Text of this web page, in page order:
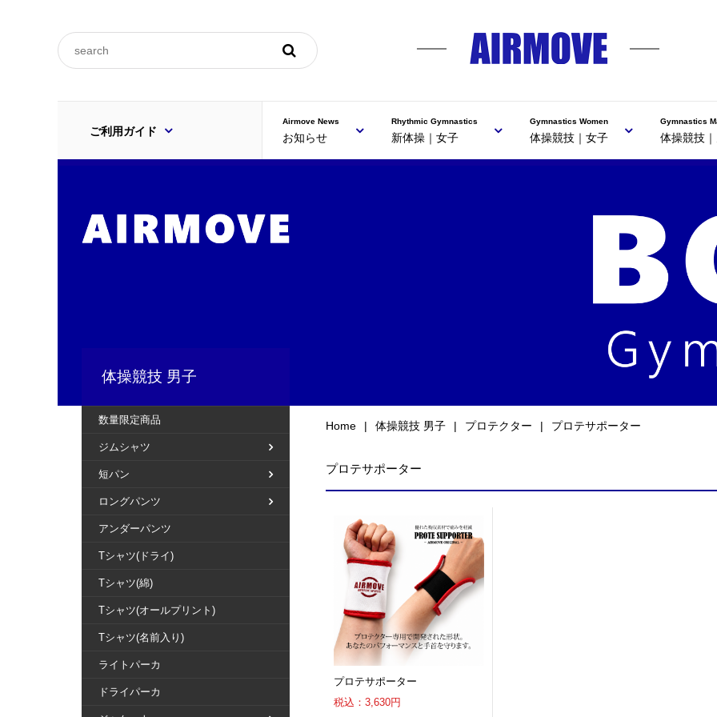
ご利用規約
ご利用ガイド
ご利用規約
Airmove News
お知らせ
Rhythmic Gymnastics
新体操｜女子
Gymnastics Women
体操競技｜女子
Gymnastics
体操競技
Home 体操競技 男子 プロテクター プロテサポーター
プロテサポーター
プロテサポーター
税込：3,630円
体操競技 男子
数量限定商品
ジムシャツ
短パン
ロングパンツ
アンダーパンツ
Tシャツ(ドライ)
Tシャツ(綿)
Tシャツ(オールプリント)
Tシャツ(名前入り)
ライトパーカ
ドライパーカ